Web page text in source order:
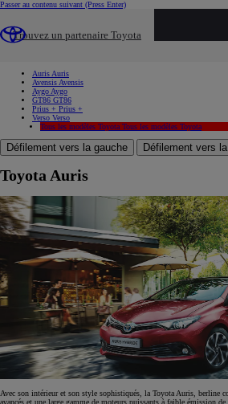
Passer au contenu suivant (Press Enter)
Trouvez un partenaire Toyota
Auris Auris
Avensis Avensis
Aygo Aygo
GT86 GT86
Prius + Prius +
Verso Verso
Tous les modèles Toyota Tous les modèles Toyota
Défilement vers la gauche Défilement vers
Toyota Auris
Avec son intérieur et son style sophistiqués, la Toyota Auris, berline